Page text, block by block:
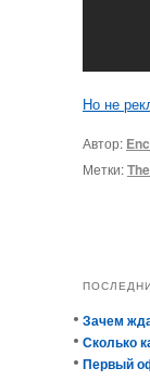
Но не
Автор:
Метки:
Зачем
Сколько
Первый